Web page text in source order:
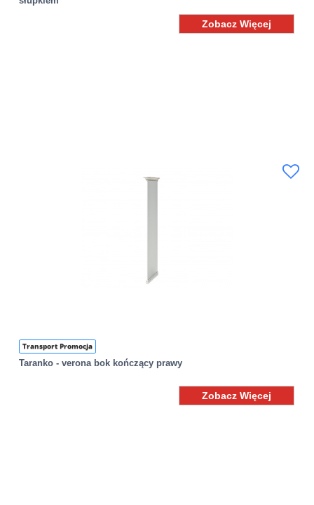
Zobacz Więcej
Transport Promocja
Taranko - verona bok kończący prawy
Zobacz Więcej